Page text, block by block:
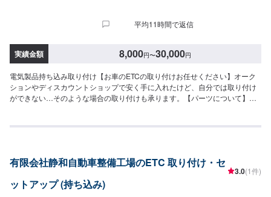
平均11時間で返信
実績金額 8,000円〜30,000円
電気製品持ち込み取り付け【お車のETCの取り付けお任せください】オーク
ションやディスカウントショップで安く手に入れたけど、自分では取り付け
ができない…そのような場合の取り付けも承ります。【パーツについて】パ
作業中は代車の貸し出しが可能です。※燃料代はお客様負担となります【営業
有限会社静和自動車整備工場のETC 取り付け・セ
ットアップ (持ち込み)
3.0(1件)